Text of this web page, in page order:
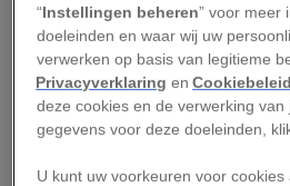
Everest omonervarenheid
werelds hoogste berg te
Goede
groot belang
“Instellingen beheren” voor meer
doeleinden en waar wij uw
verwerken op basis van legitieme
Privacyverklaring enCookiebeleid
deze cookies en de verwerking van
gegevens voor deze doeleinden,
U kunt uw voorkeuren voor